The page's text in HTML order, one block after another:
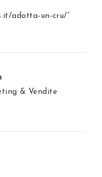
adotta-un-cru/”
& Vendite